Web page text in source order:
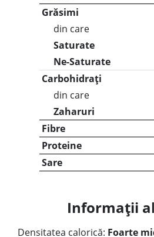
Grăsimi
din care
Saturate
Ne-Saturate
Carbohidrați
din care
Zaharuri
Fibre
Proteine
Sare
Informații
Densitatea calorică: Foarte